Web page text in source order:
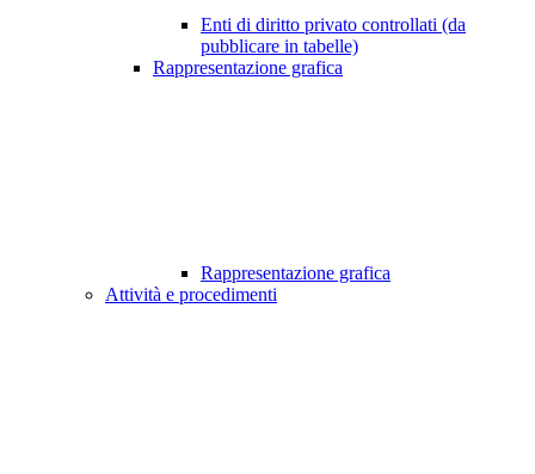
Enti di diritto privato controllati (da
pubblicare in tabelle)
Rappresentazione grafica
Rappresentazione grafica
Attività e procedimenti